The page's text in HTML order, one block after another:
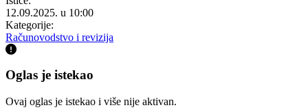
12.09.2025. u 10:00
Kategorije:
Računovodstvo i revizija
Oglas je istekao
Ovaj oglas je istekao i više nije aktivan.